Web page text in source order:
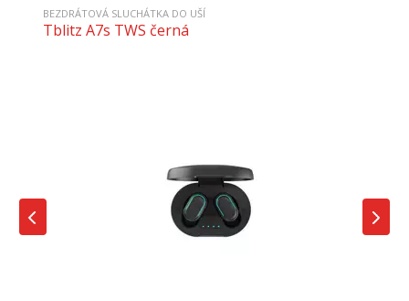
BEZDRÁTOVÁ SLUCHÁTKA DO UŠÍ
Tblitz A7s TWS černá